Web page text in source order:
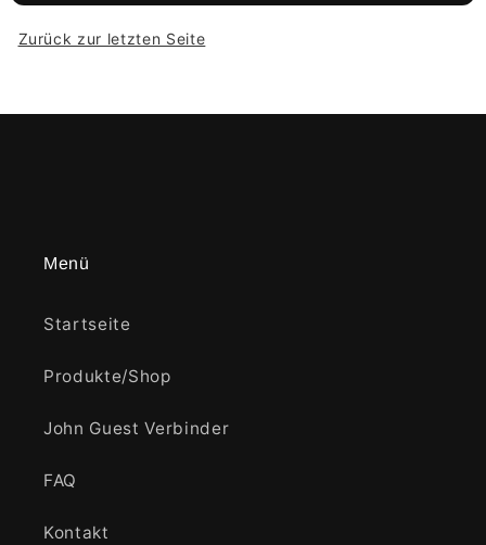
Zurück zur letzten Seite
Menü
Startseite
Produkte/Shop
John Guest Verbinder
FAQ
Kontakt